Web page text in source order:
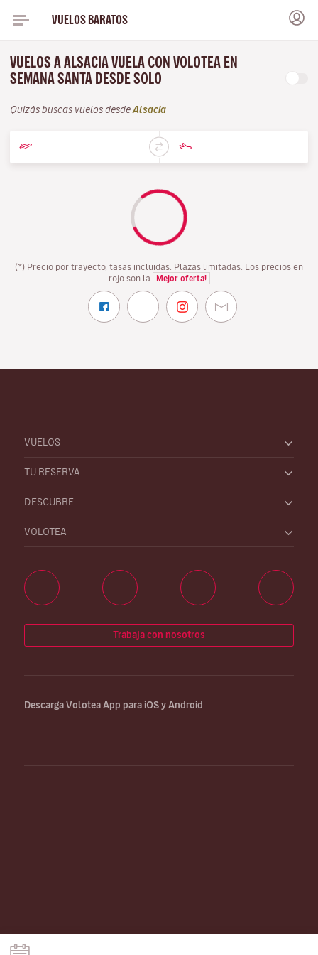
VUELOS BARATOS
VUELOS A ALSACIA VUELA CON VOLOTEA EN
SEMANA SANTA DESDE SOLO
Quizás buscas vuelos desde Alsacia
(*) Precio por trayecto, tasas incluidas. Plazas limitadas. Los precios en
rojo son la
Mejor oferta!
VUELOS
TU RESERVA
DESCUBRE
VOLOTEA
Trabaja con nosotros
Descarga Volotea App para iOS y Android